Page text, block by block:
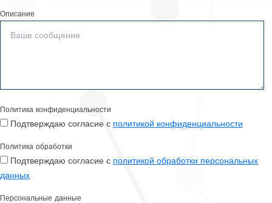
Описание
Политика конфиденциальности
Подтверждаю согласие с политикой конфиденциальности
Политика обработки
Подтверждаю согласие с политикой обработки персональных
данных
Персональные данные